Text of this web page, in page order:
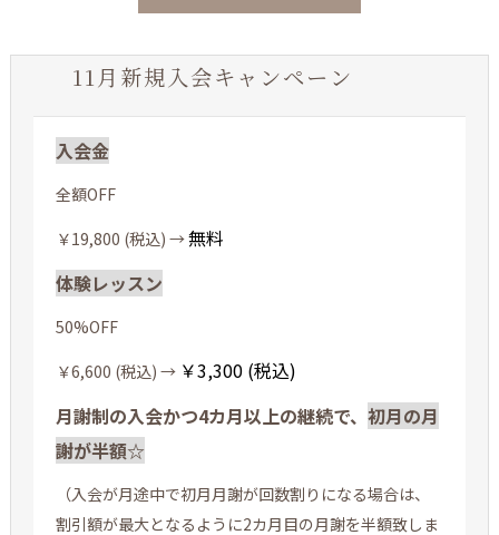
11月新規入会キャンペーン
入会金
全額OFF
￥19,800 (税込) →無料
体験レッスン
50%OFF
￥6,600 (税込) → ￥3,300 (税込)
月謝制の入会かつ4カ月以上の継続で、 初月の月
謝が半額☆
（入会が月途中で初月月謝が回数割りになる場合は、
割引額が最大となるように2カ月目の月謝を半額致しま